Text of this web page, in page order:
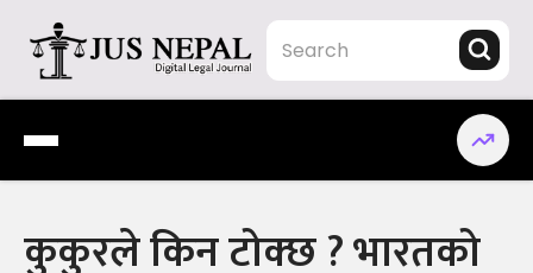
content
Jus Nepal | www.jusnepal.com
Digital Legal Journal
कुकुरले किन टोक्छ ? भारतको